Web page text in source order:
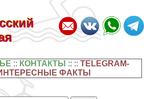
:: КОНТАКТЫ :: ::TELEGRAM-
ФАКТЫ